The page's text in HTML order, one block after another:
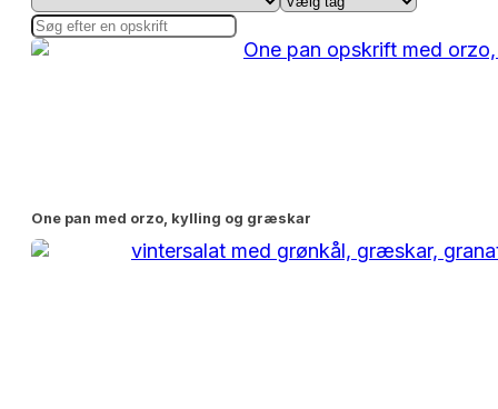
One pan med orzo, kylling og græskar